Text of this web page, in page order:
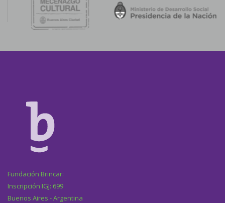
Fundación Brincar:
Inscripción IGJ: 699
Buenos Aires - Argentina